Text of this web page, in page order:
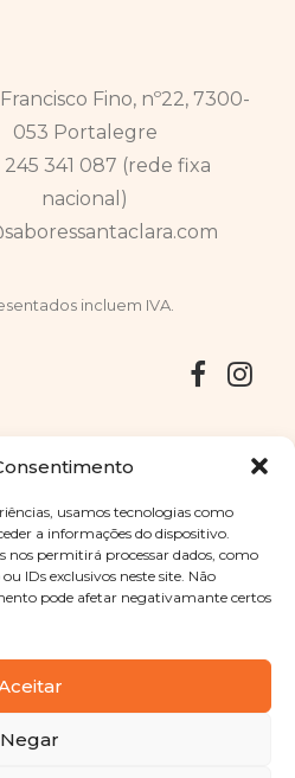
usamos tecnologias como
a informações do dispositivo.
nos permitirá processar dados, como
IDs exclusivos neste site. Não
pode afetar negativamante certos
Negar
Fino, nº22, 7300-
053 Portalegre
245 341 087 (rede fixa
nacional)
incluem IVA.
Santa Clara
. Todos os direitos
|Termos e condições
Agency